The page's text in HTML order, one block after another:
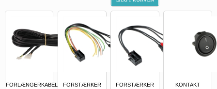
FORLÆNGERKABEL
FORSTÆRKER
FORSTÆRKER
KONTAKT